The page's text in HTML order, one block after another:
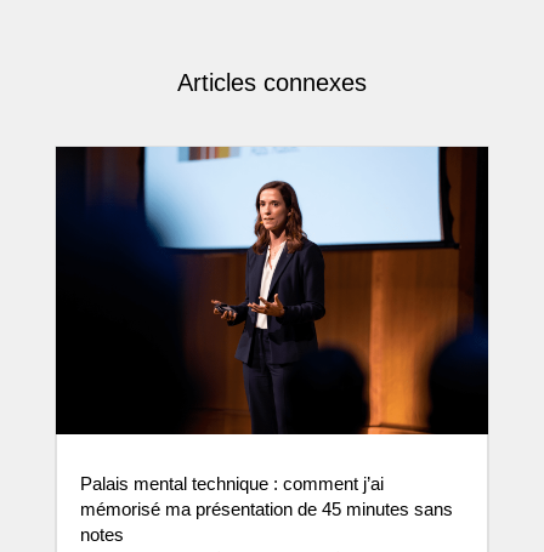
Articles connexes
Palais mental technique : comment j’ai
mémorisé ma présentation de 45 minutes sans
notes